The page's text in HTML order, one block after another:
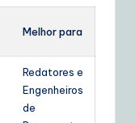
Melhor para
Redatores e
Engenheiros
de